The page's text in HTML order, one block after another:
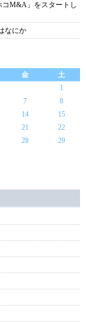
コM&A」をスタートし
なにか
金
土
1
7
8
14
15
21
22
28
29